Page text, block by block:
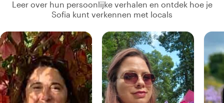
Leer over hun persoonlijke verhalen en ontdek hoe je
Sofia kunt verkennen met locals